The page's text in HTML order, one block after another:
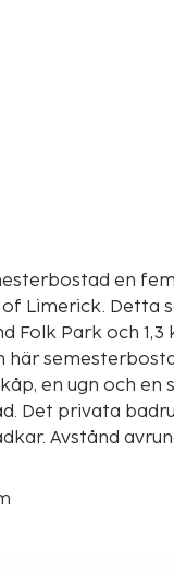
en
ligger
Folk Park och
här
en ugn och en
Det privata
Avstånd